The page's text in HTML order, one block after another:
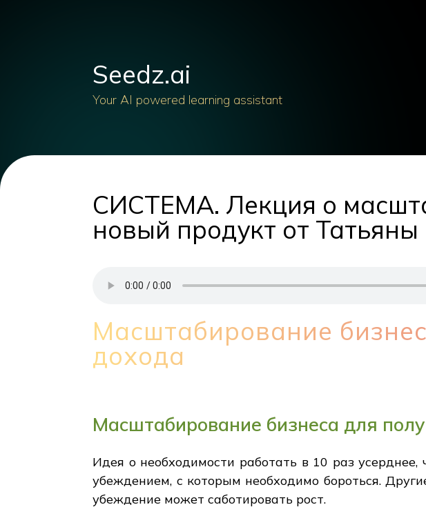
Seedz.ai
Your AI powered learning assistant
СИСТЕМА. Лекция о
новый продукт от
Масштабирование
дохода
Масштабирование бизнеса для
Идея о необходимости работать в 10 раз
убеждением, с которым необходимо бороться.
убеждение может саботировать рост.